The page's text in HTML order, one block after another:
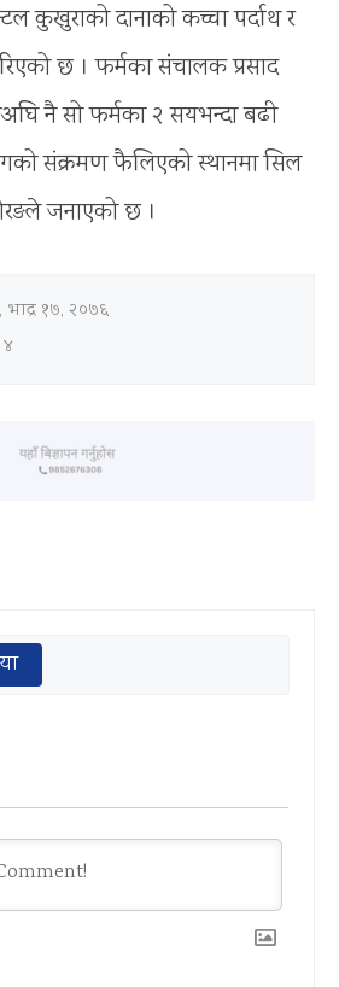
कुखुराको दानाको कच्चा पर्दाथ र
छ । फर्मका संचालक प्रसाद
नै सो फर्मका २ सयभन्दा बढी
संक्रमण फैलिएको स्थानमा सिल
जनाएको छ ।
भाद्र १७, २०७६